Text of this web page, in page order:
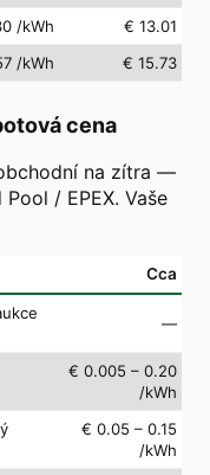
/kWh
€ 13.01
/kWh € 15.73
cena
na zítra —
/ EPEX. Vaše
Cca
—
€ 0.005 – 0.20
/kWh
€ 0.05 – 0.15
/kWh